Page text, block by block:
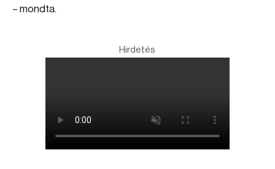
– mondta.
Hirdetés